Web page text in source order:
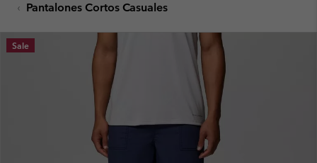
SKIP
MAIN
NAV
Pantalones Cortos Casuales
Sale